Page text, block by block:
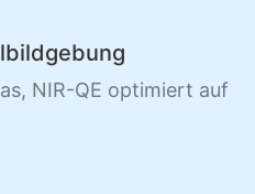
NIR-QE optimiert auf